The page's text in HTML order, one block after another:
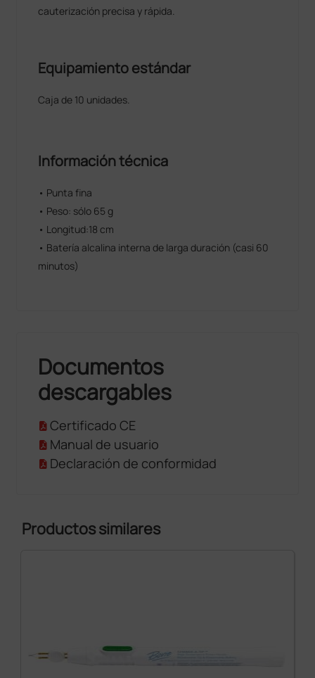
cauterización precisa y rápida.
Equipamiento estándar
Caja de 10 unidades.
Información técnica
• Punta fina
• Peso: sólo 65 g
• Longitud:18 cm
• Batería alcalina interna de larga duración (casi 60
minutos)
Documentos
descargables
Certificado CE
Manual de usuario
Declaración de conformidad
Productos similares